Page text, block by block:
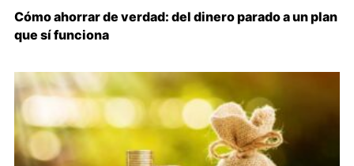
Cómo ahorrar de verdad: del dinero parado a un plan
que sí funciona